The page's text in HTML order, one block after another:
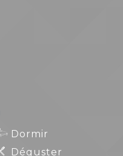
Dormir
Déguster